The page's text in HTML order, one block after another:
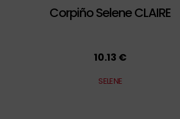
Corpiño Selene CLAIRE
10.13 €
SELENE